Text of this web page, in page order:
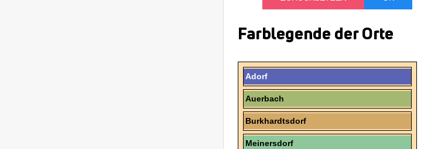
Farblegende der Orte
Adorf
Auerbach
Burkhardtsdorf
Meinersdorf